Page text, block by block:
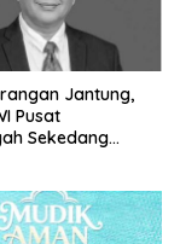
Jantung,
Pusat
Sekedang